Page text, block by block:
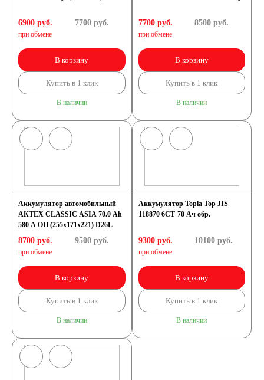
6900 руб.
при обмене
7700руб.
В корзину
Купить в 1 клик
В наличии
7700 руб.
при обмене
8500 руб.
В корзину
Купить в 1 клик
В наличии
Аккумулятор автомобильный
АКТЕХ CLASSIC ASIA 70.0 Ah
580 А ОП (255x171x221) D26L
8700 руб.
при обмене
9500руб.
В корзину
Купить в 1 клик
В наличии
Аккумулятор Topla Top JIS
118870 6СТ-70 Ач обр.
9300 руб.
при обмене
10100 руб.
В корзину
Купить в 1 клик
В наличии